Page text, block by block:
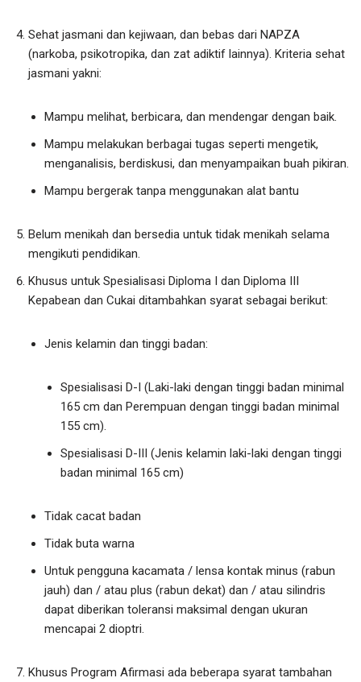
Sehat jasmani dan kejiwaan, dan bebas dari NAPZA
(narkoba, psikotropika, dan zat adiktif lainnya). Kriteria sehat
jasmani yakni:
Mampu melihat, berbicara, dan mendengar dengan baik.
Mampu melakukan berbagai tugas seperti mengetik,
menganalisis, berdiskusi, dan menyampaikan buah pikiran.
Mampu bergerak tanpa menggunakan alat bantu
Belum menikah dan bersedia untuk tidak menikah selama
mengikuti pendidikan.
Khusus untuk Spesialisasi Diploma I dan Diploma III
Kepabean dan Cukai ditambahkan syarat sebagai berikut:
Jenis kelamin dan tinggi badan:
Spesialisasi D-I (Laki-laki dengan tinggi badan minimal
165 cm dan Perempuan dengan tinggi badan minimal
155 cm).
Spesialisasi D-III (Jenis kelamin laki-laki dengan tinggi
badan minimal 165 cm)
Tidak cacat badan
Tidak buta warna
Untuk pengguna kacamata / lensa kontak minus (rabun
jauh) dan / atau plus (rabun dekat) dan / atau silindris
dapat diberikan toleransi maksimal dengan ukuran
mencapai 2 dioptri.
Khusus Program Afirmasi ada beberapa syarat tambahan